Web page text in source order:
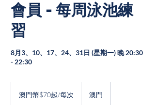
會員 - 每周泳池練
習
8月3、10、17、24、31日 (星期一) 晚 20:30
- 22:30
澳門幣$70起/每次 澳門